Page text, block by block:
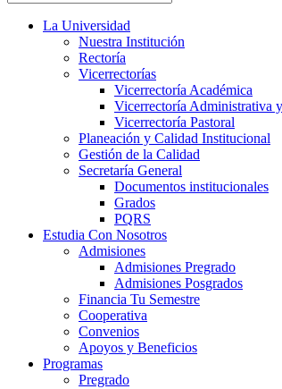
La Universidad
Nuestra Institución
Rectoría
Vicerrectorías
Vicerrectoría Académica
Vicerrectoría Administrativa
Vicerrectoría Pastoral
Planeación y Calidad Institucional
Gestión de la Calidad
Secretaría General
Documentos institucionales
Grados
PQRS
Estudia Con Nosotros
Admisiones
Admisiones Pregrado
Admisiones Posgrados
Financia Tu Semestre
Cooperativa
Convenios
Apoyos y Beneficios
Programas
Pregrado